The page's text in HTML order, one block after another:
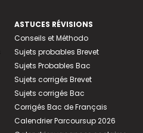
ASTUCES RÉVISIONS
Conseils et Méthodo
Sujets probables Brevet
Sujets Probables Bac
Sujets corrigés Brevet
Sujets corrigés Bac
Corrigés Bac de Français
Calendrier Parcoursup 2026